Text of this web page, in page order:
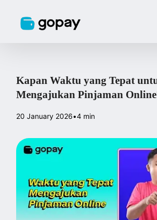
Kapan Waktu yang Tepat
Mengajukan Pinjaman
20 January 2026•4 min